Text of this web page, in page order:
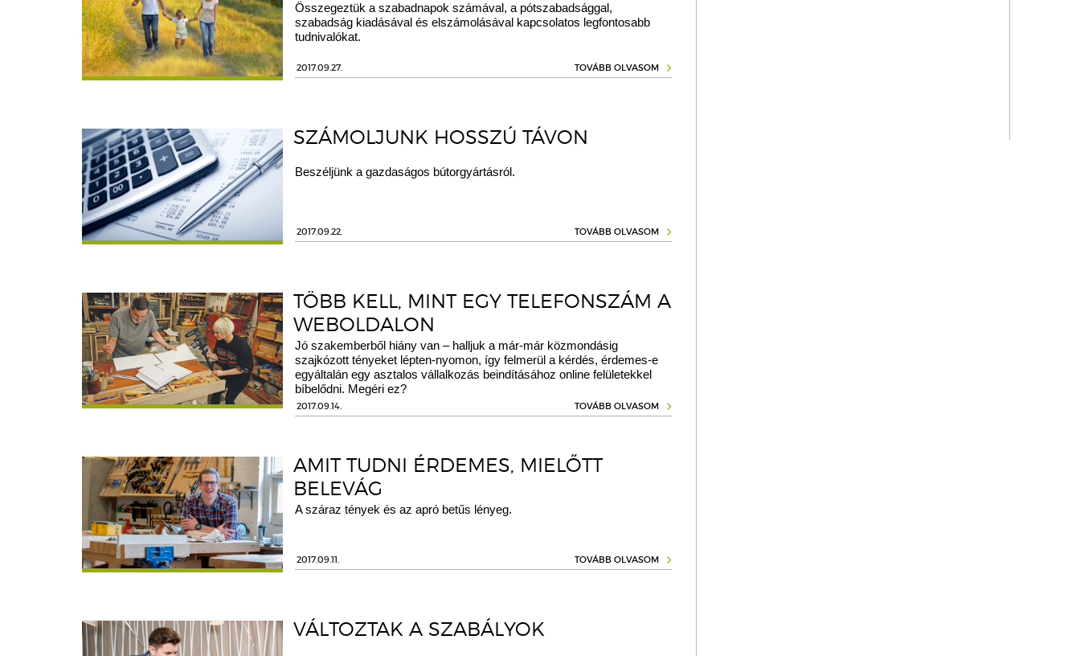
Összegeztük a szabadnapok számával, a pótszabadsággal,
szabadság kiadásával és elszámolásával kapcsolatos legfontosabb
tudnivalókat.
2017.09.27. TOVÁBB OLVASOM
SZÁMOLJUNK HOSSZÚ TÁVON
Beszéljünk a gazdaságos bútorgyártásról.
2017.09.22. TOVÁBB OLVASOM
TÖBB KELL, MINT EGY TELEFONSZÁM A
WEBOLDALON
Jó szakemberből hiány van – halljuk a már-már közmondásig
szajkózott tényeket lépten-nyomon, így felmerül a kérdés, érdemes-e
egyáltalán egy asztalos vállalkozás beindításához online felületekkel
bíbelődni. Megéri ez?
2017.09.14. TOVÁBB OLVASOM
AMIT TUDNI ÉRDEMES, MIELŐTT
BELEVÁG
A száraz tények és az apró betűs lényeg.
2017.09.11. TOVÁBB OLVASOM
VÁLTOZTAK A SZABÁLYOK